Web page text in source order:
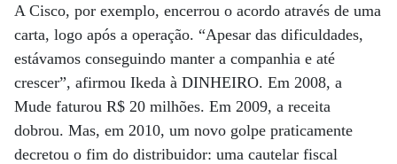
A Cisco, por exemplo, encerrou o acordo através de uma
carta, logo após a operação. “Apesar das dificuldades,
estávamos conseguindo manter a companhia e até
crescer”, afirmou Ikeda à DINHEIRO. Em 2008, a
Mude faturou R$ 20 milhões. Em 2009, a receita
dobrou. Mas, em 2010, um novo golpe praticamente
decretou o fim do distribuidor: uma cautelar fiscal